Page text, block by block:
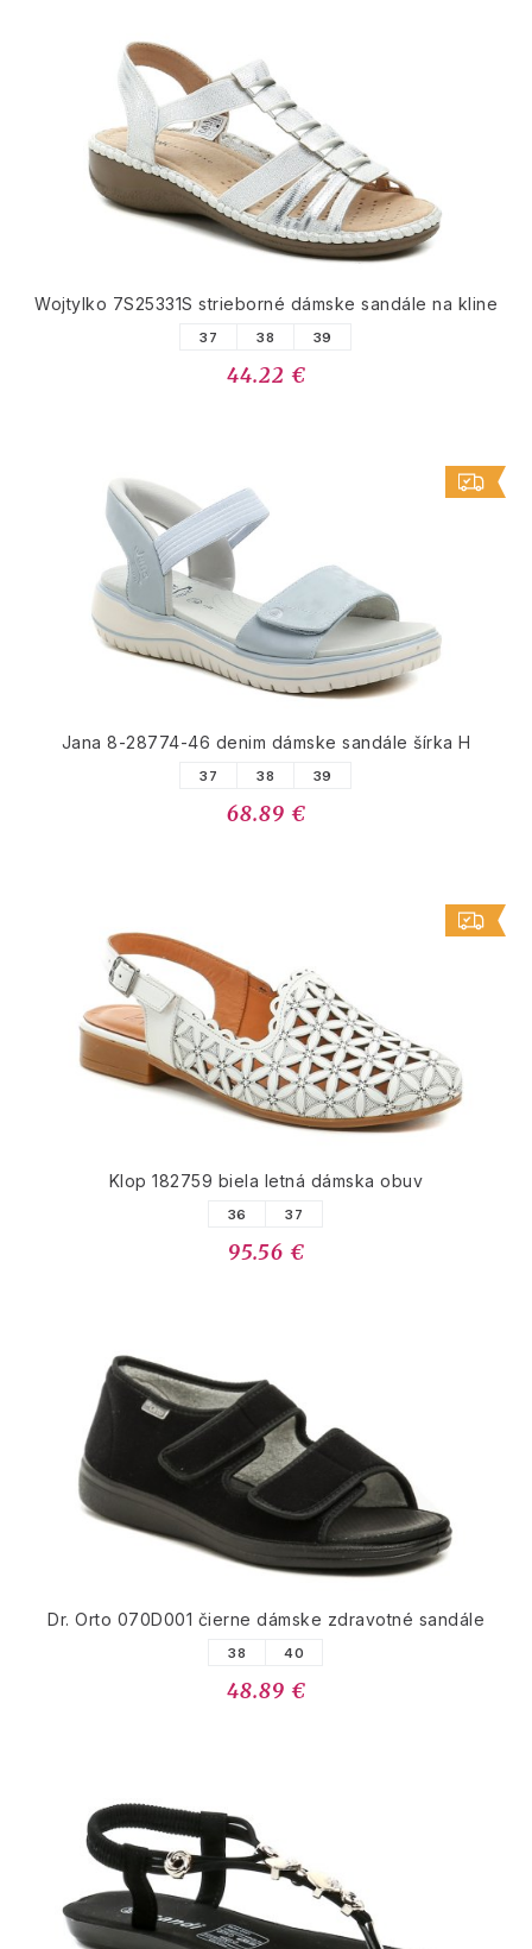
Wojtylko 7S25331S strieborné dámske sandále na kline
37 38 39
44.22 €
Jana 8-28774-46 denim dámske sandále šírka H
37 38 39
68.89 €
Klop 182759 biela letná dámska obuv
36 37
95.56 €
Dr. Orto 070D001 čierne dámske zdravotné sandále
38 40
48.89 €